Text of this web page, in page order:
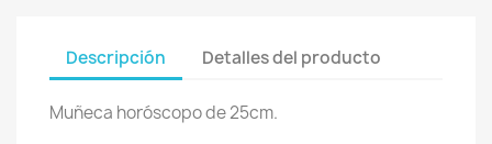
Descripción Detalles del producto
Muñeca horóscopo de 25cm.